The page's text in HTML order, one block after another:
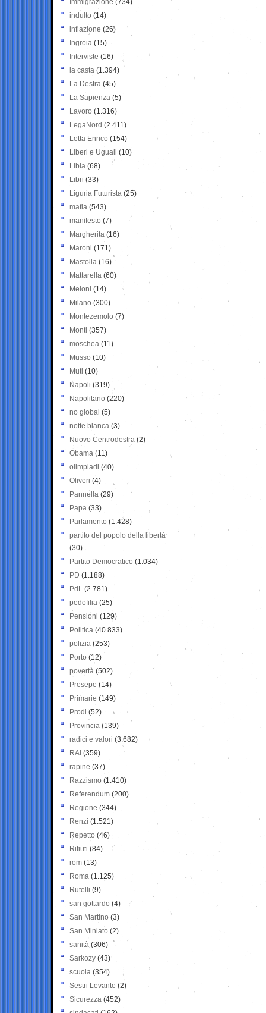
Immigrazione (734)
indulto (14)
inflazione (26)
Ingroia (15)
Interviste (16)
la casta (1.394)
La Destra (45)
La Sapienza (5)
Lavoro (1.316)
LegaNord (2.411)
Letta Enrico (154)
Liberi e Uguali (10)
Libia (68)
Libri (33)
Liguria Futurista (25)
mafia (543)
manifesto (7)
Margherita (16)
Maroni (171)
Mastella (16)
Mattarella (60)
Meloni (14)
Milano (300)
Montezemolo (7)
Monti (357)
moschea (11)
Musso (10)
Muti (10)
Napoli (319)
Napolitano (220)
no global (5)
notte bianca (3)
Nuovo Centrodestra (2)
Obama (11)
olimpiadi (40)
Oliveri (4)
Pannella (29)
Papa (33)
Parlamento (1.428)
partito del popolo della libertà
(30)
Partito Democratico (1.034)
PD (1.188)
PdL (2.781)
pedofilia (25)
Pensioni (129)
Politica (40.833)
polizia (253)
Porto (12)
povertà (502)
Presepe (14)
Primarie (149)
Prodi (52)
Provincia (139)
radici e valori (3.682)
RAI (359)
rapine (37)
Razzismo (1.410)
Referendum (200)
Regione (344)
Renzi (1.521)
Repetto (46)
Rifiuti (84)
rom (13)
Roma (1.125)
Rutelli (9)
san gottardo (4)
San Martino (3)
San Miniato (2)
sanità (306)
Sarkozy (43)
scuola (354)
Sestri Levante (2)
Sicurezza (452)